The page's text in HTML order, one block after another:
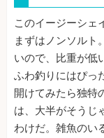
このイージーシェ
まずはノンソルト
いので、比重が低
ふわ釣りにはぴっ
開けてみたら独特
は、大半がそうじ
わけだ。雑魚のい